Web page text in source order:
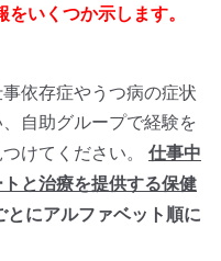
いくつか示します。
依存症やうつ病の症状
自助グループで経験を
けてください。 仕事中
と治療を提供する保健
とにアルファベット順に